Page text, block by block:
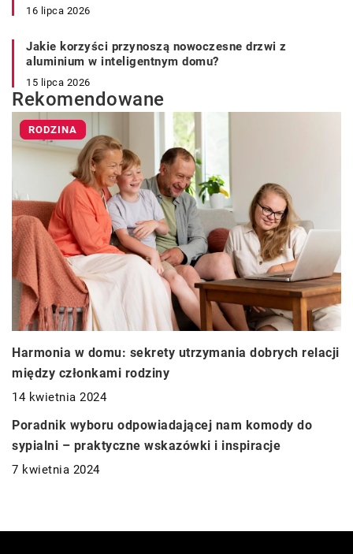
16 lipca 2026
Jakie korzyści przynoszą nowoczesne drzwi z
aluminium w inteligentnym domu?
15 lipca 2026
Rekomendowane
RODZINA
Harmonia w domu: sekrety utrzymania dobrych relacji
między członkami rodziny
14 kwietnia 2024
DOM
Poradnik wyboru odpowiadającej nam komody do
sypialni – praktyczne wskazówki i inspiracje
7 kwietnia 2024